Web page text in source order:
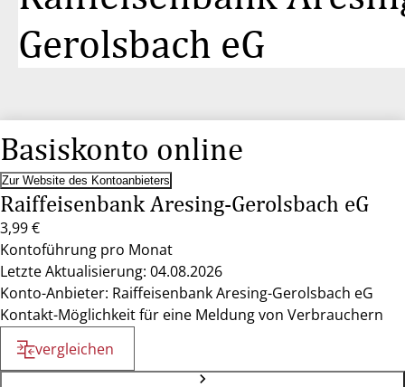
Gerolsbach eG
Basiskonto online
Zur Website des Kontoanbieters
Raiffeisenbank Aresing-Gerolsbach eG
3,99 €
Kontoführung pro Monat
Letzte Aktualisierung: 04.08.2026
Konto-Anbieter: Raiffeisenbank Aresing-Gerolsbach eG
Kontakt-Möglichkeit für eine Meldung von Verbrauchern
vergleichen